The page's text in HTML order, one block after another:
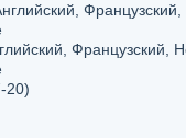
Французский,
20)